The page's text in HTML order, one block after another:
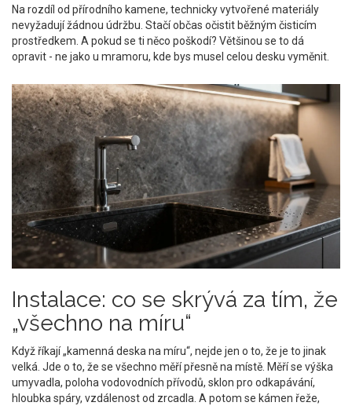
Na rozdíl od přírodního kamene, technicky vytvořené materiály
nevyžadují žádnou údržbu. Stačí občas očistit běžným čisticím
prostředkem. A pokud se ti něco poškodí? Většinou se to dá
opravit - ne jako u mramoru, kde bys musel celou desku vyměnit.
Instalace: co se skrývá za tím, že
„všechno na míru“
Když říkají „kamenná deska na míru“, nejde jen o to, že je to jinak
velká. Jde o to, že se všechno měří přesně na místě. Měří se výška
umyvadla, poloha vodovodních přívodů, sklon pro odkapávání,
hloubka spáry, vzdálenost od zrcadla. A potom se kámen řeže,